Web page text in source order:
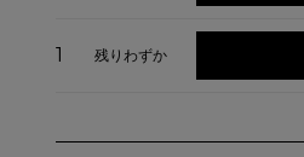
1 残りわずか